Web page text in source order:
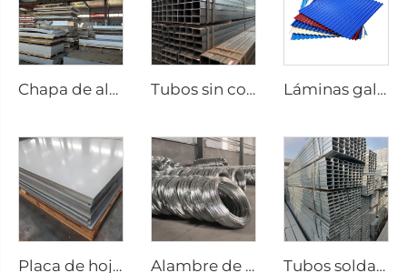
Chapa de aluminio acero Tubos sin costura de tubería cuadrada de acero al carbono Láminas galvanizadas corrugadas con recubrimiento de color para techos
Placa de hoja de acero inoxidable Alambre de acero galvanizado varilla GI Tubos soldados personalizados de acero inoxidable